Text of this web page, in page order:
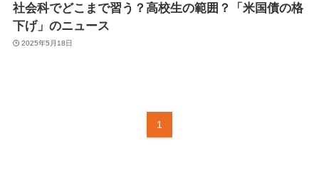
社会科でどこまで習う？高校生の範囲？「米国債の格
下げ」のニュース
2025年5月18日
1